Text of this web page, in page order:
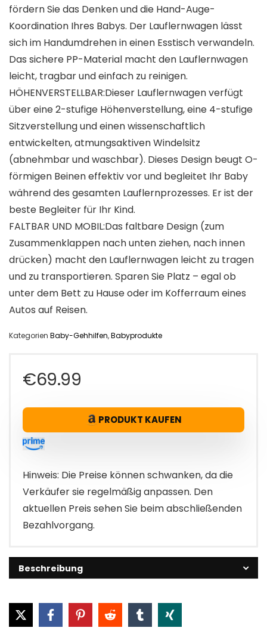
fördern Sie das Denken und die Hand-Auge-
Koordination Ihres Babys. Der Lauflernwagen lässt
sich im Handumdrehen in einen Esstisch verwandeln.
Das sichere PP-Material macht den Lauflernwagen
leicht, tragbar und einfach zu reinigen.
HÖHENVERSTELLBAR:Dieser Lauflernwagen verfügt
über eine 2-stufige Höhenverstellung, eine 4-stufige
Sitzverstellung und einen wissenschaftlich
entwickelten, atmungsaktiven Windelsitz
(abnehmbar und waschbar). Dieses Design beugt O-
förmigen Beinen effektiv vor und begleitet Ihr Baby
während des gesamten Lauflernprozesses. Er ist der
beste Begleiter für Ihr Kind.
FALTBAR UND MOBIL:Das faltbare Design (zum
Zusammenklappen nach unten ziehen, nach innen
drücken) macht den Lauflernwagen leicht zu tragen
und zu transportieren. Sparen Sie Platz – egal ob
unter dem Bett zu Hause oder im Kofferraum eines
Autos auf Reisen.
Kategorien Baby-Gehhilfen,Babyprodukte
€69.99
PRODUKT KAUFEN
Hinweis: Die Preise können schwanken, da die
Verkäufer sie regelmäßig anpassen. Den
aktuellen Preis sehen Sie beim abschließenden
Bezahlvorgang.
Beschreibung